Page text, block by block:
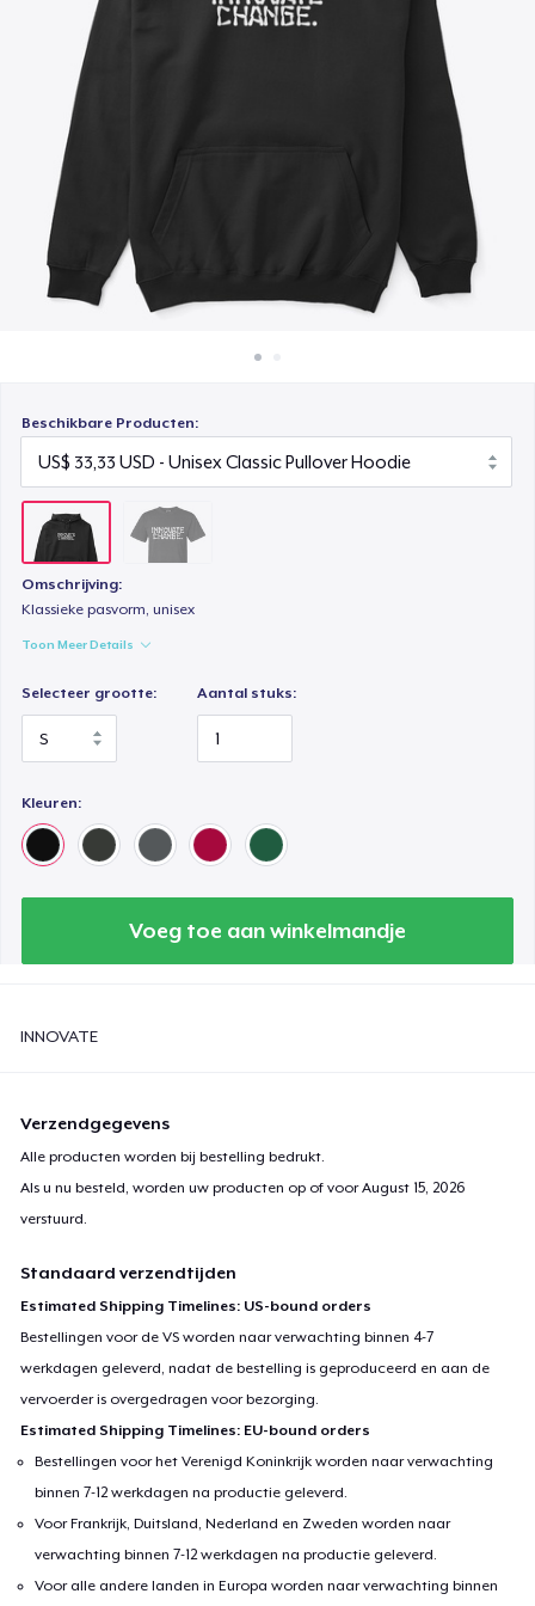
Beschikbare Producten:
Omschrijving:
Klassieke pasvorm, unisex
Toon Meer Details
Selecteer grootte: Aantal stuks:
Kleuren:
Voeg toe aan winkelmandje
INNOVATE
Verzendgegevens
Alle producten worden bij bestelling bedrukt.
Als u nu besteld, worden uw producten op of voorAugust 15, 2026
verstuurd.
Standaard verzendtijden
Estimated Shipping Timelines: US-bound orders
Bestellingen voor de VS worden naar verwachting binnen 4-7
werkdagen geleverd, nadat de bestelling is geproduceerd en aan de
vervoerder is overgedragen voor bezorging.
Estimated Shipping Timelines: EU-bound orders
Bestellingen voor het Verenigd Koninkrijk worden naar verwachting
binnen 7-12 werkdagen na productie geleverd.
Voor Frankrijk, Duitsland, Nederland en Zweden worden naar
verwachting binnen 7-12 werkdagen na productie geleverd.
Voor alle andere landen in Europa worden naar verwachting binnen